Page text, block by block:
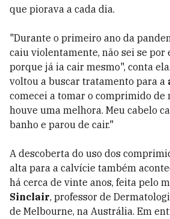
que piorava a cada dia.
"Durante o primeiro ano da
caiu violentamente, não sei se por
porque já ia cair mesmo", conta
voltou a buscar tratamento para a
comecei a tomar o comprimido de
houve uma melhora. Meu cabelo
banho e parou de cair."
A descoberta do uso dos
alta para a calvície também
há cerca de vinte anos, feita pelo
Sinclair, professor de
de Melbourne, na Austrália. Em